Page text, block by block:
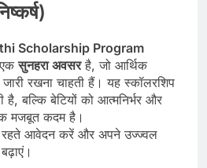
Scholarship Program
एकसुनहरा अवसरहै, जो आर्थिक
रखना चाहती हैं। यह स्कॉलरशिप
है, बल्कि बेटियों को आत्मनिर्भर और
मजबूत कदम है।
रहते आवेदन करें और अपने उज्ज्वल